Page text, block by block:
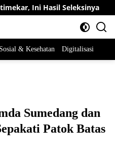
Ini Hasil Seleksinya
Sosial & Kesehatan Digitalisasi
Sumedang dan
Patok Batas